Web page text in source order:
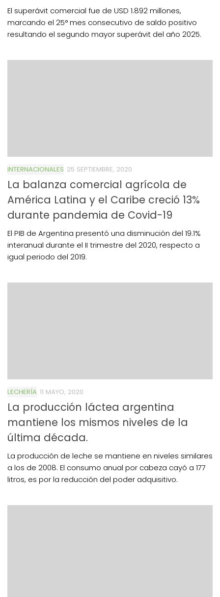
El superávit comercial fue de USD 1.892 millones,
marcando el 25° mes consecutivo de saldo positivo
resultando el segundo mayor superávit del año 2025.
INTERNACIONALES 25 SEPTIEMBRE, 2020
La balanza comercial agrícola de
América Latina y el Caribe creció 13%
durante pandemia de Covid-19
El PIB de Argentina presentó una disminución del 19.1%
interanual durante el II trimestre del 2020, respecto a
igual periodo del 2019.
LECHERÍA 11 MAYO, 2020
La producción láctea argentina
mantiene los mismos niveles de la
última década.
La producción de leche se mantiene en niveles similares
a los de 2008. El consumo anual por cabeza cayó a 177
litros, es por la reducción del poder adquisitivo.